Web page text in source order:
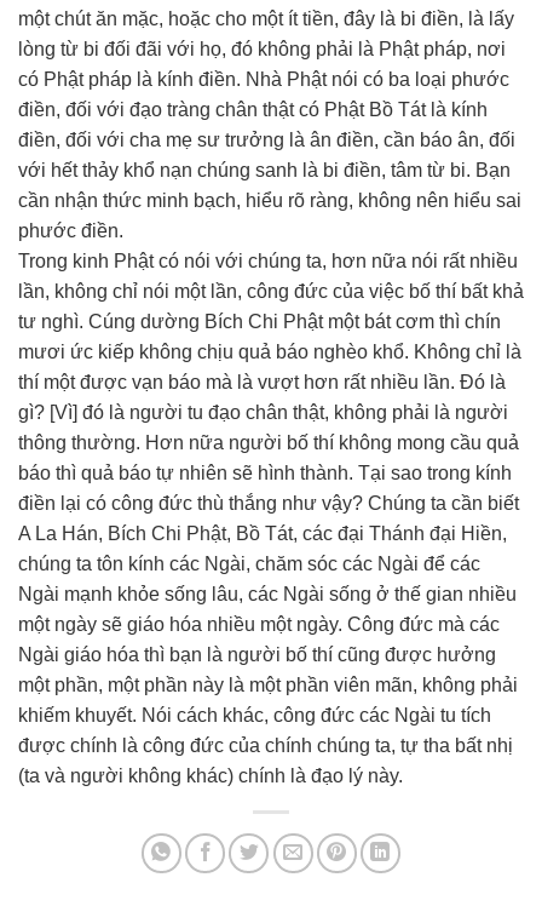
một chút ăn mặc, hoặc cho một ít tiền, đây là bi điền, là lấy
lòng từ bi đối đãi với họ, đó không phải là Phật pháp, nơi
có Phật pháp là kính điền. Nhà Phật nói có ba loại phước
điền, đối với đạo tràng chân thật có Phật Bồ Tát là kính
điền, đối với cha mẹ sư trưởng là ân điền, cần báo ân, đối
với hết thảy khổ nạn chúng sanh là bi điền, tâm từ bi. Bạn
cần nhận thức minh bạch, hiểu rõ ràng, không nên hiểu sai
phước điền.
Trong kinh Phật có nói với chúng ta, hơn nữa nói rất nhiều
lần, không chỉ nói một lần, công đức của việc bố thí bất khả
tư nghì. Cúng dường Bích Chi Phật một bát cơm thì chín
mươi ức kiếp không chịu quả báo nghèo khổ. Không chỉ là
thí một được vạn báo mà là vượt hơn rất nhiều lần. Đó là
gì? [Vì] đó là người tu đạo chân thật, không phải là người
thông thường. Hơn nữa người bố thí không mong cầu quả
báo thì quả báo tự nhiên sẽ hình thành. Tại sao trong kính
điền lại có công đức thù thắng như vậy? Chúng ta cần biết
A La Hán, Bích Chi Phật, Bồ Tát, các đại Thánh đại Hiền,
chúng ta tôn kính các Ngài, chăm sóc các Ngài để các
Ngài mạnh khỏe sống lâu, các Ngài sống ở thế gian nhiều
một ngày sẽ giáo hóa nhiều một ngày. Công đức mà các
Ngài giáo hóa thì bạn là người bố thí cũng được hưởng
một phần, một phần này là một phần viên mãn, không phải
khiếm khuyết. Nói cách khác, công đức các Ngài tu tích
được chính là công đức của chính chúng ta, tự tha bất nhị
(ta và người không khác) chính là đạo lý này.